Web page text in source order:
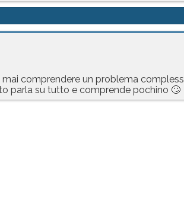
comprendere un problema
parla su tutto e comprende pochino 🙄